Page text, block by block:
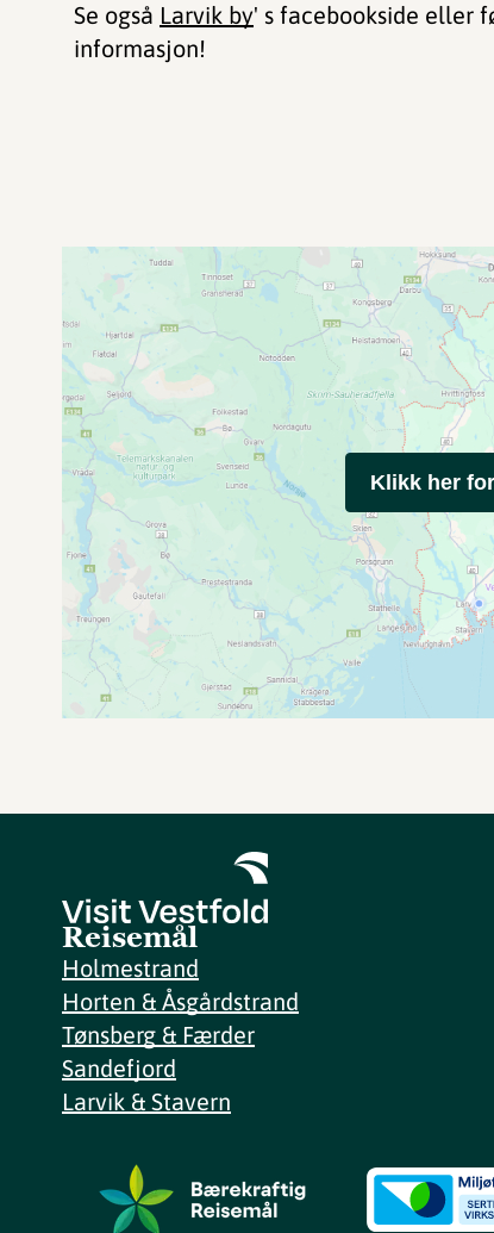
Se også Larvik by' s facebookside eller
informasjon!
Klikk her
Reisemål
Holmestrand
Horten & Åsgårdstrand
Tønsberg & Færder
Sandefjord
Larvik & Stavern